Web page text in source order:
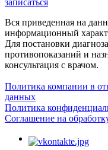
записаться
Вся приведенная на
информационный
Для постановки
противопоказаний и
консультация с врачом.
Политика компании в
данных
Политика
Соглашение на